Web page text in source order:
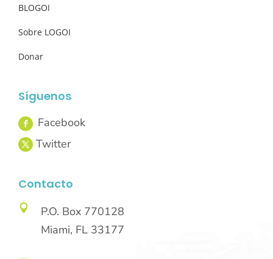
BLOGOI
Sobre LOGOI
Donar
Síguenos
Contacto

P.O. Box 770128
Miami, FL 33177